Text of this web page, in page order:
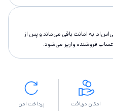
به امانت باقى مى‌ماند و پس از
حساب فروشنده واريز مى‌شود.
امکان دریافت
پرداخت امن